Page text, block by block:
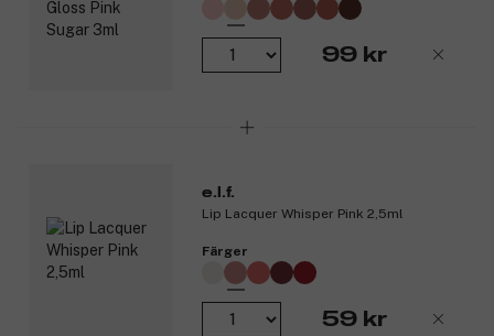
99 kr
e.l.f.
Lip Lacquer Whisper Pink 2,5ml
Färger
59 kr